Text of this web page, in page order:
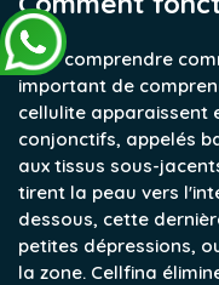
Pour comprendre
important de
cellulite apparaissent
conjonctifs, appelés
aux tissus sous-
tirent la peau vers
dessous, cette
petites dépressions,
la zone. Cellfina